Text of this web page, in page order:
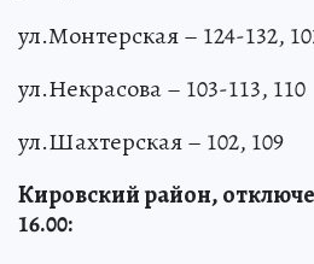
ул.Монтерская – 124-132,
ул.Некрасова – 103-113, 110
ул.Шахтерская – 102, 109
Кировский район,
16.00: